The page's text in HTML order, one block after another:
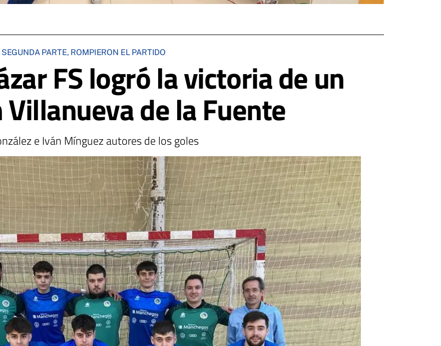
PARTE, ROMPIERON EL PARTIDO
FS logró la victoria de un
de la Fuente
e Iván Mínguez autores de los goles